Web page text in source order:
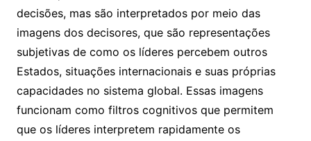
decisões, mas são interpretados por meio das
imagens dos decisores, que são representações
subjetivas de como os líderes percebem outros
Estados, situações internacionais e suas próprias
capacidades no sistema global. Essas imagens
funcionam como filtros cognitivos que permitem
que os líderes interpretem rapidamente os